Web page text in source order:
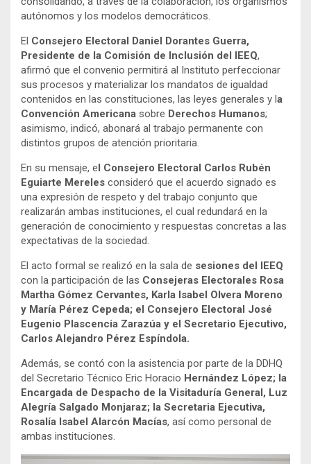
autónomos y los modelos democráticos.
El Consejero Electoral Daniel Dorantes Guerra,
Presidente de la Comisión de Inclusión del IEEQ,
afirmó que el convenio permitirá al Instituto perfeccionar
sus procesos y materializar los mandatos de igualdad
contenidos en las constituciones, las leyes generales y la
Convención Americana sobre Derechos Humanos;
asimismo, indicó, abonará al trabajo permanente con
distintos grupos de atención prioritaria.
En su mensaje, el Consejero Electoral Carlos Rubén
Eguiarte Mereles consideró que el acuerdo signado es
una expresión de respeto y del trabajo conjunto que
realizarán ambas instituciones, el cual redundará en la
generación de conocimiento y respuestas concretas a las
expectativas de la sociedad.
El acto formal se realizó en la sala de sesiones del IEEQ
con la participación de las Consejeras Electorales Rosa
Martha Gómez Cervantes, Karla Isabel Olvera Moreno
y María Pérez Cepeda; el Consejero Electoral José
Eugenio Plascencia Zarazúa y el Secretario Ejecutivo,
Carlos Alejandro Pérez Espíndola.
Además, se contó con la asistencia por parte de la DDHQ
del Secretario Técnico Eric Horacio Hernández López; la
Encargada de Despacho de la Visitaduría General, Luz
Alegría Salgado Monjaraz; la Secretaria Ejecutiva,
Rosalía Isabel Alarcón Macías, así como personal de
ambas instituciones.